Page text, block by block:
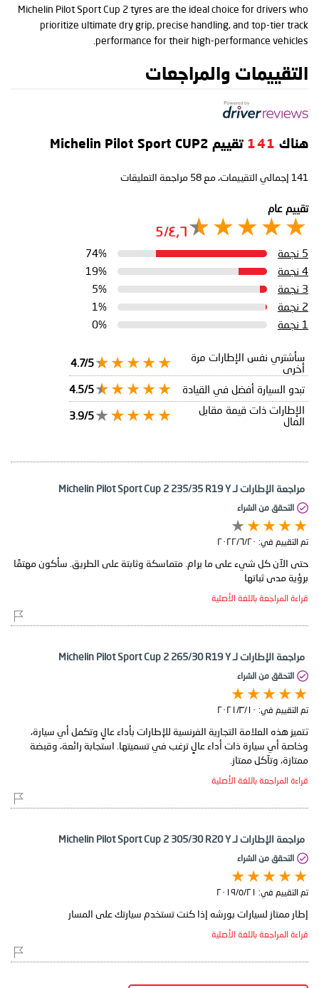
Michelin Pilot Sport Cup 2 tyres are the ideal choice for drivers who
prioritize ultimate dry grip, precise handling, and top-tier track
performance for their high-performance vehicles.
التقييمات والمراجعات
هناك 141 تقييم Michelin Pilot Sport CUP2
141 إجمالي التقييمات، مع 58 مراجعة التعليقات
تقييم عام
٤٫٦/5
5 نجمة
74%
4 نجمة
19%
3 نجمة
5%
2 نجمة
1%
1 نجمة
0%
سأشتري نفس الإطارات مرة
أخرى
4.7/5
تبدو السيارة أفضل في القيادة
4.5/5
الإطارات ذات قيمة مقابل
المال
3.9/5
مراجعة الإطارات لـ Michelin Pilot Sport Cup 2 235/35 R19 Y
التحقق من الشراء
تم التقييم في: ٢٠‏/٦‏/٢٠٢٢
حتى الآن كل شيء على ما يرام. متماسكة وثابتة على الطريق. سأكون مهتمًا
برؤية مدى ثباتها
قراءة المراجعة باللغة الأصلية
مراجعة الإطارات لـ Michelin Pilot Sport Cup 2 265/30 R19 Y
التحقق من الشراء
تم التقييم في: ١٠‏/٣‏/٢٠٢١
تتميز هذه العلامة التجارية الفرنسية للإطارات بأداء عالٍ وتكمل أي سيارة،
وخاصة أي سيارة ذات أداء عالٍ ترغب في تسميتها. استجابة رائعة، وقبضة
ممتازة، وتآكل ممتاز.
قراءة المراجعة باللغة الأصلية
مراجعة الإطارات لـ Michelin Pilot Sport Cup 2 305/30 R20 Y
التحقق من الشراء
تم التقييم في: ٢١‏/٥‏/٢٠١٩
إطار ممتاز لسيارات بورشه إذا كنت تستخدم سيارتك على المسار
قراءة المراجعة باللغة الأصلية